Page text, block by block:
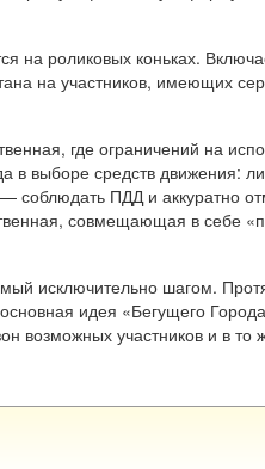
на роликовых коньках.
на участников, имеющих
где ограничений на
в выборе средств движения:
соблюдать ПДД и аккуратно
совмещающая в себе
исключительно шагом.
идея «Бегущего
возможных участников и в